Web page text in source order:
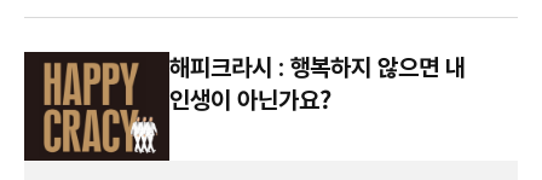
해피크라시 : 행복하지 않으면 내
인생이 아닌가요?